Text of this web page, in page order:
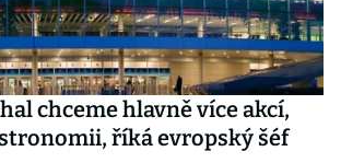
chceme hlavně více akcí,
říká evropský šéf